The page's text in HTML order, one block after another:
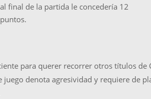
al final de la partida le concedería 12
puntos.
para querer recorrer otros títulos de
denota agresividad y requiere de